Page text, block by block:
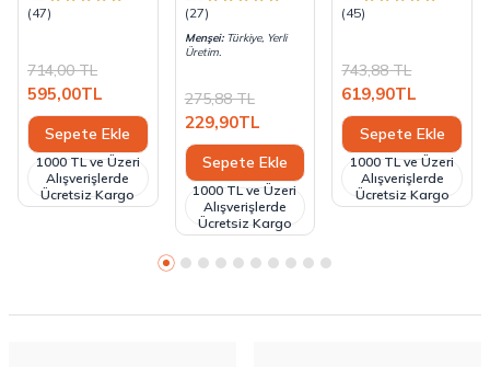
(47)
714,00TL
595,00TL
Sepete Ekle
1000 TL ve Üzeri
Alışverişlerde
Ücretsiz Kargo
Kahve 48 Adet x
18 G
(27)
Menşei:Türkiye, Yerli
Üretim.
275,88TL
229,90TL
Sepete Ekle
1000 TL ve Üzeri
Alışverişlerde
Ücretsiz Kargo
Dökme Çayı 800
(45)
743,88TL
619,90TL
Sepete Ekle
1000 TL ve Üzeri
Alışverişlerde
Ücretsiz Kargo